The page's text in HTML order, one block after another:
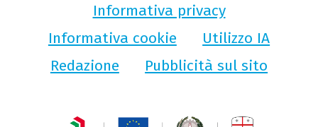
Informativa privacy
Informativa cookie
Utilizzo IA
Redazione
Pubblicità sul sito